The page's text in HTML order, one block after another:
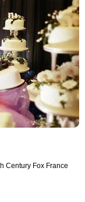
Century Fox France